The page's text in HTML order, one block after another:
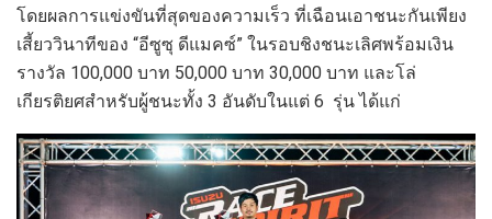
โดยผลการแข่งขันที่สุดของความเร็ว ที่เฉือนเอาชนะกันเพียง
เสี้ยววินาทีของ “อีซูซุ ดีแมคซ์” ในรอบชิงชนะเลิศพร้อมเงิน
รางวัล 100,000 บาท 50,000 บาท 30,000 บาท และโล่
เกียรติยศสำหรับผู้ชนะทั้ง 3 อันดับในแต่ 6 รุ่น ได้แก่